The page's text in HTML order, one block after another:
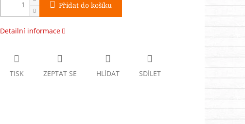
Přidat do košíku
Detailní informace
TISK ZEPTAT SE HLÍDAT SDÍLET